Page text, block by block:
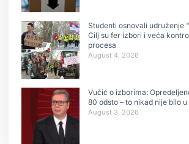
Studenti osnovali udruženje
Cilj su fer izbori i veća
procesa
August 4, 2026
Vučić o izborima:
80 odsto – to nikad nije bilo u
August 3, 2026